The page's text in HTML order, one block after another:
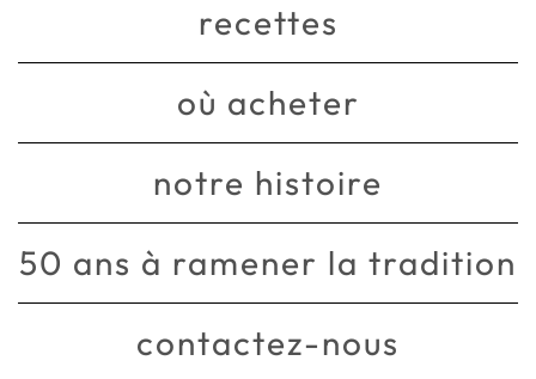
recettes
où acheter
notre histoire
50 ans à ramener la tradition
contactez-nous